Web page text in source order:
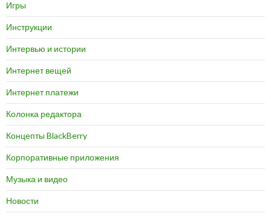
Игры
Инструкции
Интервью и истории
Интернет вещей
Интернет платежи
Колонка редактора
Концепты BlackBerry
Корпоративные приложения
Музыка и видео
Новости